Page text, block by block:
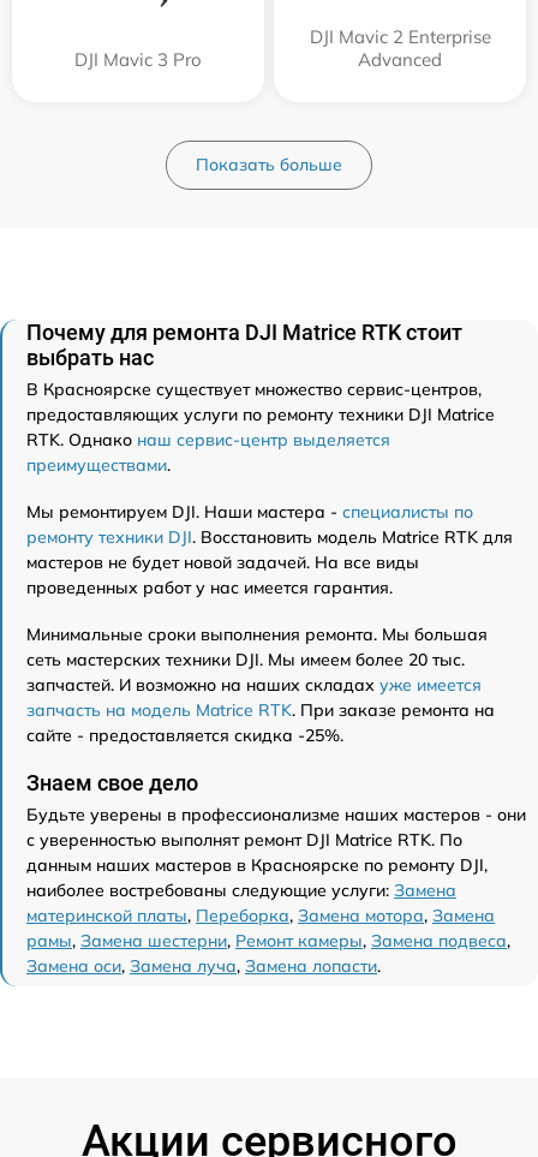
DJI Mavic 3 Pro
DJI Mavic 2 Enterprise
Advanced
Показать больше
Почему для ремонта DJI Matrice RTK стоит
выбрать нас
В Красноярске существует множество сервис-центров,
предоставляющих услуги по ремонту техники DJI Matrice
RTK. Однако наш сервис-центр выделяется
преимуществами.
Мы ремонтируем DJI. Наши мастера - специалисты по
ремонту техники DJI. Восстановить модель Matrice RTK для
мастеров не будет новой задачей. На все виды
проведенных работ у нас имеется гарантия.
Минимальные сроки выполнения ремонта. Мы большая
сеть мастерских техники DJI. Мы имеем более 20 тыс.
запчастей. И возможно на наших складах уже имеется
запчасть на модель Matrice RTK. При заказе ремонта на
сайте - предоставляется скидка -25%.
Знаем свое дело
Будьте уверены в профессионализме наших мастеров - они
с уверенностью выполнят ремонт DJI Matrice RTK. По
данным наших мастеров в Красноярске по ремонту DJI,
наиболее востребованы следующие услуги: Замена
материнской платы, Переборка, Замена мотора, Замена
рамы, Замена шестерни, Ремонт камеры, Замена подвеса,
Замена оси, Замена луча, Замена лопасти.
Акции сервисного